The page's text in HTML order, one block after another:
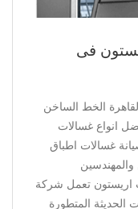
فى القاهرة
الخط الساخن
انواع الديب فريزر فى
اريستون من
فى اصلاح
دائما على